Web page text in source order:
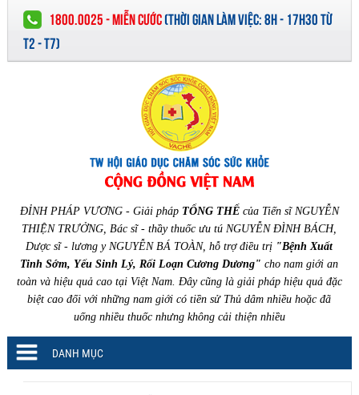
1800.0025 - MIỄN CƯỚC(THỜI GIAN LÀM VIỆC:8H - 17H30 TỪ
T2 - T7)
ĐỈNH PHÁP VƯƠNG - Giải pháp TỔNG THỂcủa Tiến sĩ NGUYỄN
THIỆN TRƯỞNG, Bác sĩ - thầy thuốc ưu tú NGUYỄN ĐÌNH BÁCH,
Dược sĩ - lương y NGUYỄN BÁ TOÀN, hỗ trợ điều trị "Bệnh Xuất
Tinh Sớm, Yếu Sinh Lý, Rối Loạn Cương Dương" cho nam giới an
toàn và hiệu quả cao tại Việt Nam. Đây cũng là giải pháp hiệu quả đặc
biệt cao đối với những nam giới có tiền sử Thủ dâm nhiều hoặc đã
uống nhiều thuốc nhưng không cải thiện nhiều
DANH MỤC